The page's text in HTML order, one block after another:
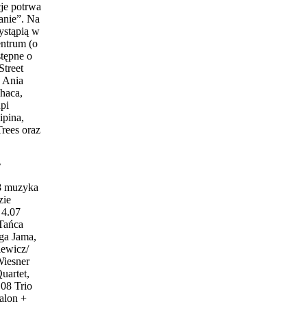
potrwa
Na
w
(o
o
Ania
oraz
muzyka
Jama,
Trio
+